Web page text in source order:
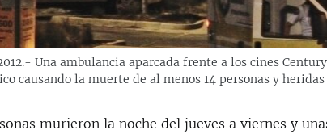
2012.- Una ambulancia aparcada frente a los cines
causando la muerte de al menos 14 personas y
murieron la noche del jueves a viernes y